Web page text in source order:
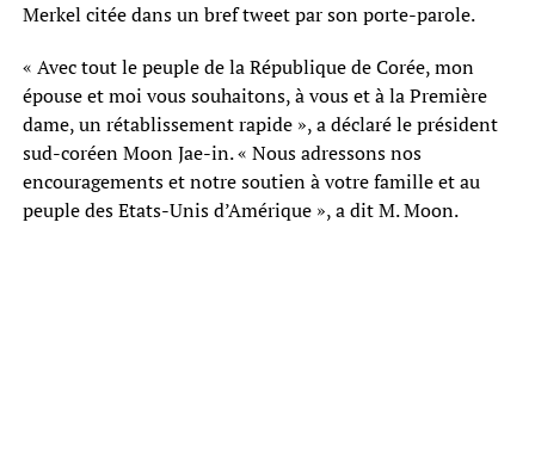
Merkel citée dans un bref tweet par son porte-parole.
« Avec tout le peuple de la République de Corée, mon
épouse et moi vous souhaitons, à vous et à la Première
dame, un rétablissement rapide », a déclaré le président
sud-coréen Moon Jae-in. « Nous adressons nos
encouragements et notre soutien à votre famille et au
peuple des Etats-Unis d’Amérique », a dit M. Moon.